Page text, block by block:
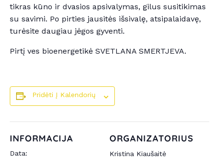
tikras kūno ir dvasios apsivalymas, gilus susitikimas
su savimi. Po pirties jausitės išsivalę, atsipalaidavę,
turėsite daugiau jėgos gyventi.
Pirtį ves bioenergetikė SVETLANA SMERTJEVA.
Pridėti Į Kalendorių
INFORMACIJA
Data:
ORGANIZATORIUS
Kristina Kiaušaitė